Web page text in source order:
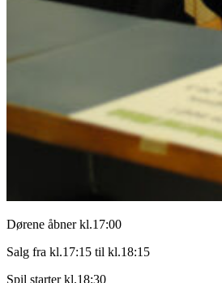
Dørene åbner kl.17:00
Salg fra kl.17:15 til kl.18:15
Spil starter kl.18:30